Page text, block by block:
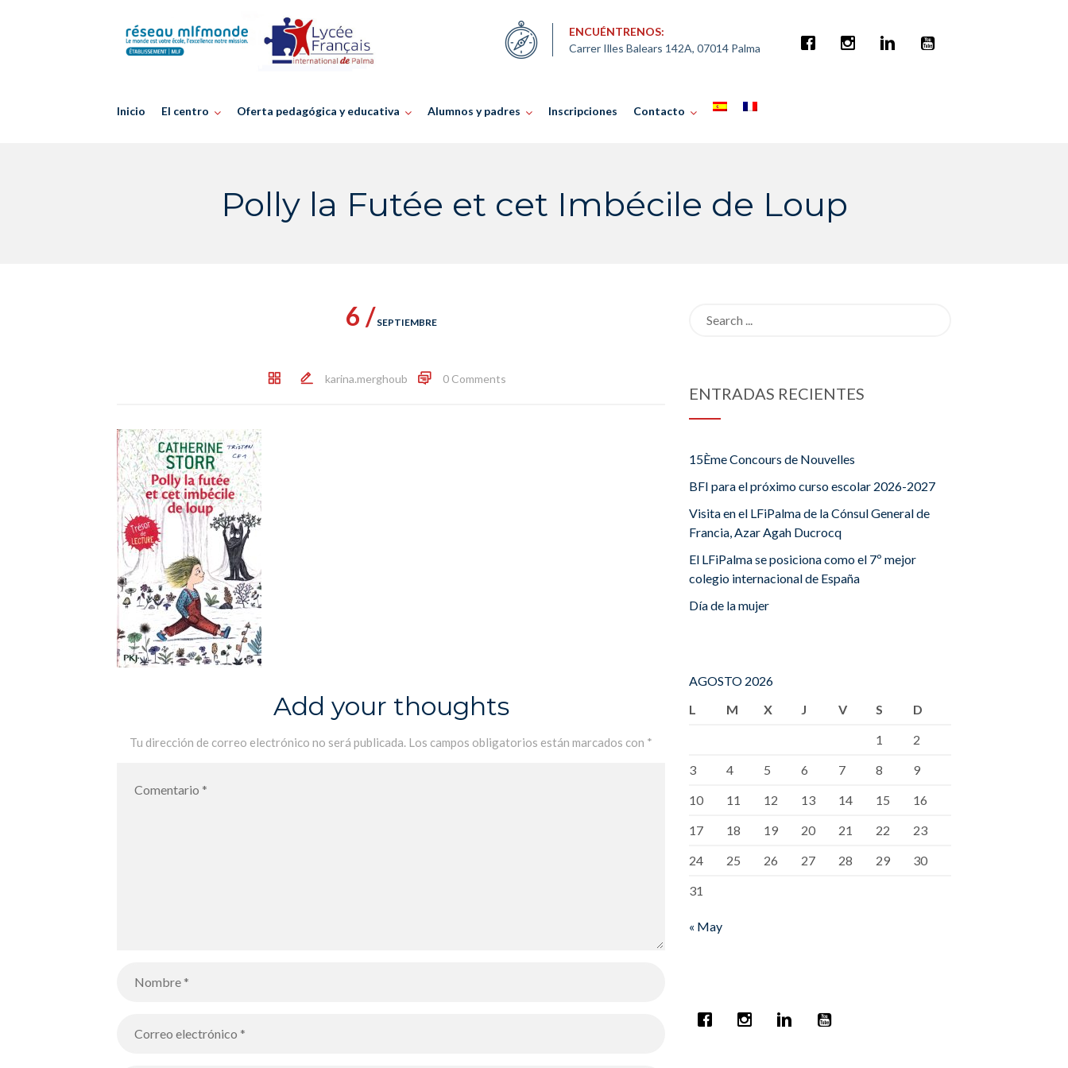
ENCUÉNTRENOS:
Carrer Illes Balears 142A, 07014 Palma
Inicio El centro Oferta pedagógica y educativa Alumnos y padres Inscripciones Contacto
Polly la Futée et cet Imbécile de Loup
6 / SEPTIEMBRE
karina.merghoub 0 Comments
Add your thoughts
Tu dirección de correo electrónico no será publicada. Los campos obligatorios están marcados con *
ENTRADAS RECIENTES
15Ème Concours de Nouvelles
BFI para el próximo curso escolar 2026-2027
Visita en el LFiPalma de la Cónsul General de
Francia, Azar Agah Ducrocq
El LFiPalma se posiciona como el 7º mejor
colegio internacional de España
Día de la mujer
AGOSTO 2026
L
M X J V S
D
1
2
3
4 5 6 7 8
9
10
11 12 13 14 15
16
17
18 19 20 21 22
23
24
25 26 27 28 29
30
31
« May